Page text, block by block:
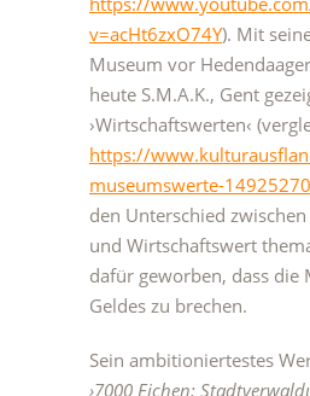
v=acHt6zxO74Y). Mit
Museum vor
heute S.M.A.K., Gent
›Wirtschaftswerten‹
https://
museumswerte-
den Unterschied
und Wirtschaftswert
dafür geworben, dass die
Geldes zu brechen.
Sein ambitioniertestes
›7000 Eichen: